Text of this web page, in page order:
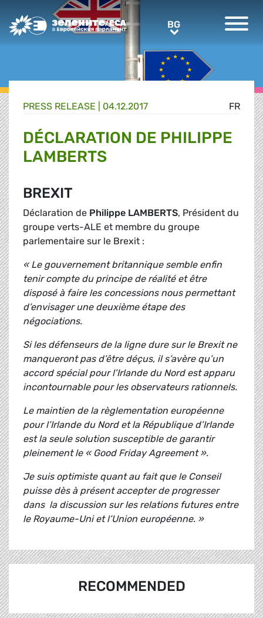
Greens/EFA Home BGBG
FR
PRESS RELEASE | 04.12.2017
DÉCLARATION DE PHILIPPE
LAMBERTS
BREXIT
Déclaration de Philippe LAMBERTS, Président du
groupe verts-ALE et membre du groupe
parlementaire sur le Brexit :
« Le gouvernement britannique semble enfin
tenir compte du principe de réalité et être
disposé à faire les concessions nous permettant
d’envisager une deuxième étape des
négociations.
Si les défenseurs de la ligne dure sur le Brexit ne
manqueront pas d’être déçus, il s’avère qu’un
accord spécial pour l’Irlande du Nord est apparu
incontournable pour les observateurs rationnels.
Le maintien de la règlementation européenne
pour l’Irlande du Nord et la République d’Irlande
est la seule solution susceptible de garantir
pleinement le « Good Friday Agreement ».
Je suis optimiste quant au fait que le Conseil
puisse dès à présent accepter de progresser
dans la discussion sur les relations futures entre
le Royaume-Uni et l’Union européenne. »
RECOMMENDED